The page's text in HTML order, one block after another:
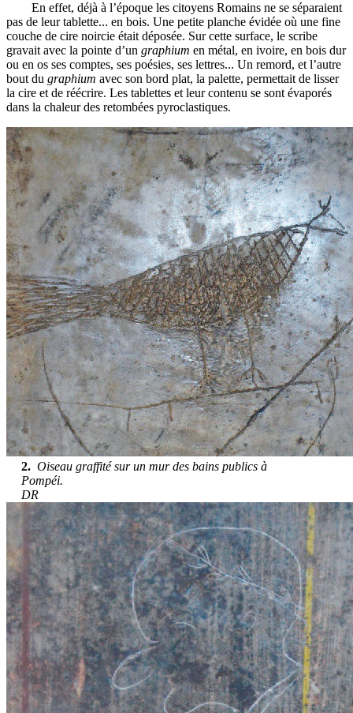
En effet, déjà à l’époque les citoyens Romains ne se séparaient
pas de leur tablette... en bois. Une petite planche évidée où une fine
couche de cire noircie était déposée. Sur cette surface, le scribe
gravait avec la pointe d’un graphium en métal, en ivoire, en bois dur
ou en os ses comptes, ses poésies, ses lettres... Un remord, et l’autre
bout du graphium avec son bord plat, la palette, permettait de lisser
la cire et de réécrire. Les tablettes et leur contenu se sont évaporés
dans la chaleur des retombées pyroclastiques.
2.Oiseau graffité sur un mur des bains publics à
Pompéi.
DR